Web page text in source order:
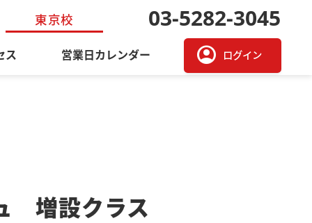
東京校 03-5282-3045
ス 営業日カレンダー account_circle ログイン
増設クラス